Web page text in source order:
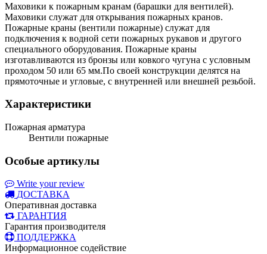
Маховики к пожарным кранам (барашки для вентилей).
Маховики служат для открывания пожарных кранов.
Пожарные краны (вентили пожарные) служат для
подключения к водной сети пожарных рукавов и другого
специального оборудования. Пожарные краны
изготавливаются из бронзы или ковкого чугуна с условным
проходом 50 или 65 мм.По своей конструкции делятся на
прямоточные и угловые, с внутренней или внешней резьбой.
Характеристики
Пожарная арматура
Вентили пожарные
Особые артикулы
Write your review
ДОСТАВКА
Оперативная доставка
ГАРАНТИЯ
Гарантия производителя
ПОДДЕРЖКА
Информационное содействие